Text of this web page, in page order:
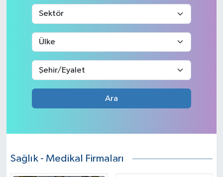
Ara
Sağlık - Medikal Firmaları